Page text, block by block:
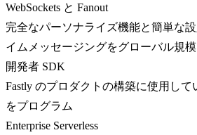
WebSockets と Fanout
完全なパーソナライズ機能と簡単な
イムメッセージングをグローバル規
開発者 SDK
Fastly のプロダクトの構築に使用して
をプログラム
Enterprise Serverless